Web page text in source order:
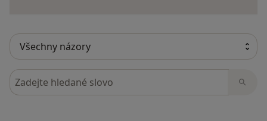
Hledejte v názorech